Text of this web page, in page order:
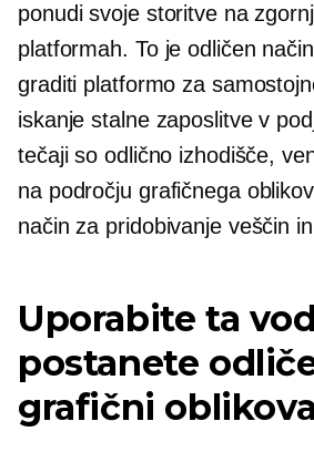
ponudi svoje storitve na
platformah. To je odličen
graditi platformo za
iskanje stalne zaposlitve v
tečaji so odlično izhodišče,
na področju grafičnega
način za pridobivanje veščin
Uporabite ta
postanete
grafični